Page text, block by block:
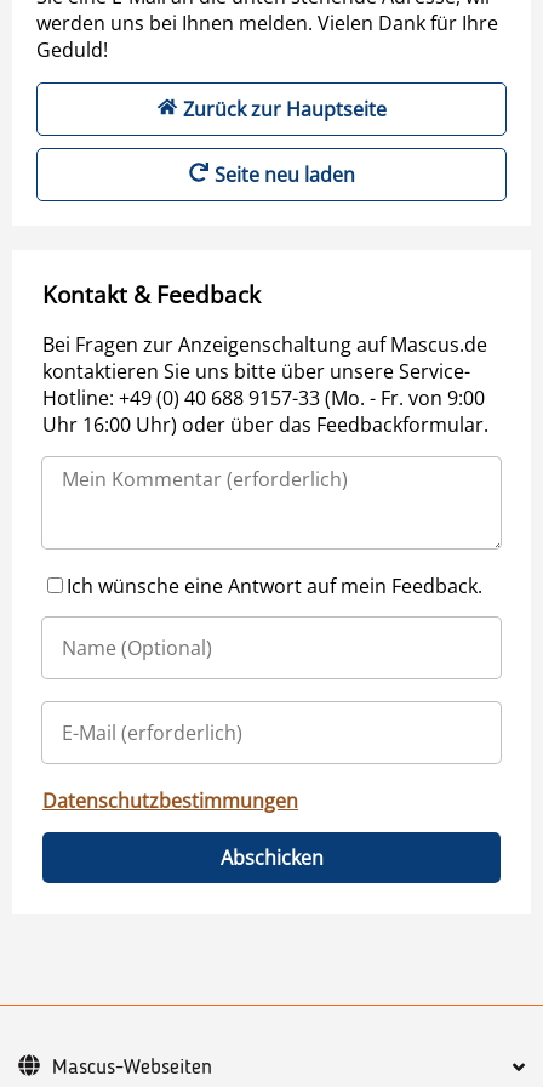
werden uns bei Ihnen melden. Vielen Dank für Ihre
Geduld!
Zurück zur Hauptseite
Seite neu laden
Kontakt & Feedback
Bei Fragen zur Anzeigenschaltung auf Mascus.de
kontaktieren Sie uns bitte über unsere Service-
Hotline: +49 (0) 40 688 9157-33 (Mo. - Fr. von 9:00
Uhr 16:00 Uhr) oder über das Feedbackformular.
Ich wünsche eine Antwort auf mein Feedback.
Datenschutzbestimmungen
Abschicken
Mascus-Webseiten